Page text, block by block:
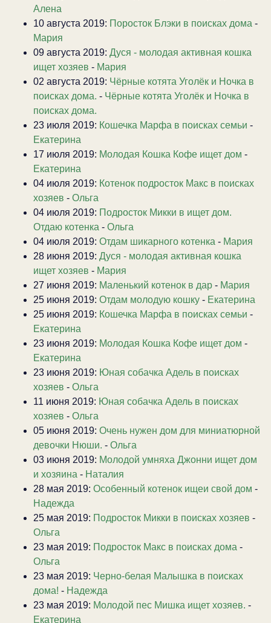
Алена
10 августа 2019: Поросток Блэки в поисках дома -
Мария
09 августа 2019: Дуся - молодая активная кошка
ищет хозяев - Мария
02 августа 2019: Чёрные котята Уголёк и Ночка в
поисках дома. - Чёрные котята Уголёк и Ночка в
поисках дома.
23 июля 2019: Кошечка Марфа в поисках семьи -
Екатерина
17 июля 2019: Молодая Кошка Кофе ищет дом -
Екатерина
04 июля 2019: Котенок подросток Макс в поисках
хозяев - Ольга
04 июля 2019: Подросток Микки в ищет дом.
Отдаю котенка - Ольга
04 июля 2019: Отдам шикарного котенка - Мария
28 июня 2019: Дуся - молодая активная кошка
ищет хозяев - Мария
27 июня 2019: Маленький котенок в дар - Мария
25 июня 2019: Отдам молодую кошку - Екатерина
25 июня 2019: Кошечка Марфа в поисках семьи -
Екатерина
23 июня 2019: Молодая Кошка Кофе ищет дом -
Екатерина
23 июня 2019: Юная собачка Адель в поисках
хозяев - Ольга
11 июня 2019: Юная собачка Адель в поисках
хозяев - Ольга
05 июня 2019: Очень нужен дом для миниатюрной
девочки Нюши. - Ольга
03 июня 2019: Молодой умняха Джонни ищет дом
и хозяина - Наталия
28 мая 2019: Особенный котенок ищеи свой дом -
Надежда
25 мая 2019: Подросток Микки в поисках хозяев -
Ольга
23 мая 2019: Подросток Макс в поисках дома -
Ольга
23 мая 2019: Черно-белая Малышка в поисках
дома! - Надежда
23 мая 2019: Молодой пес Мишка ищет хозяев. -
Екатерина